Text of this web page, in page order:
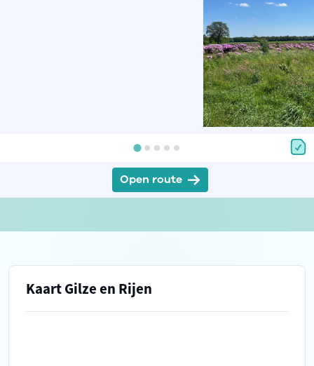
Open route
Kaart Gilze en Rijen